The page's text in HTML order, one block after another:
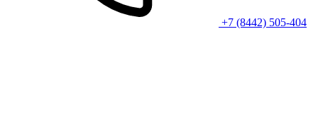
+7 (8442) 505-404